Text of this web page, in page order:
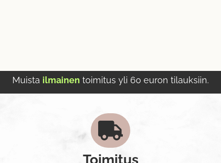
Muista ilmainen toimitus yli 60 euron tilauksiin.